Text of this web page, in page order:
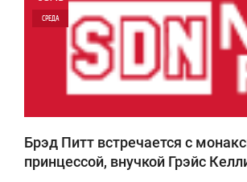
СРЕДА
Брэд Питт встречается с
принцессой, внучкой Грэйс